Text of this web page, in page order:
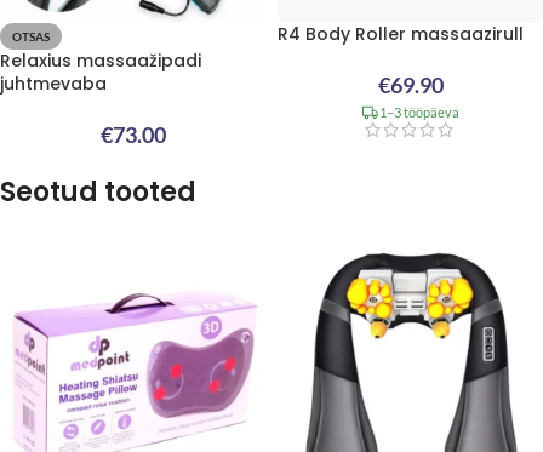
OTSAS
Relaxius massaažipadi
juhtmevaba
€73.00
R4 Body Roller massaazirull
€69.90
1–3 tööpäeva
Seotud tooted